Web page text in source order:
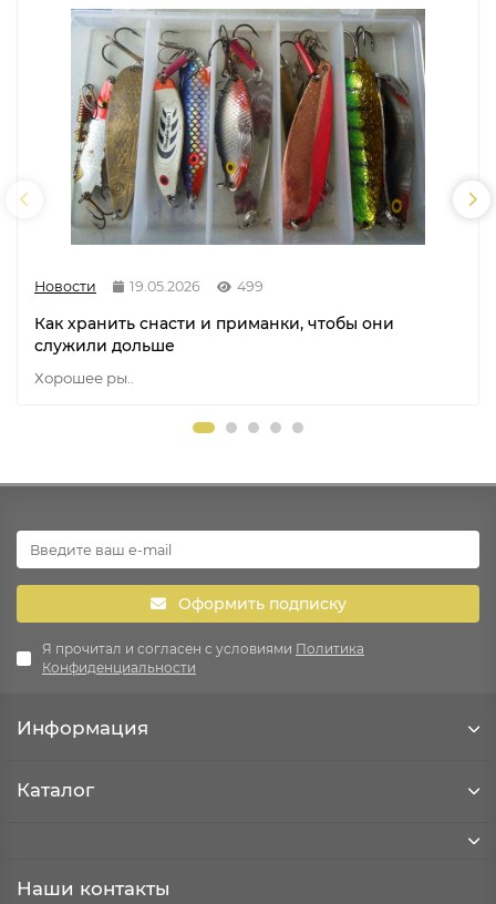
Новости 19.05.2026 499
Как хранить снасти и приманки, чтобы они
служили дольше
Хорошее ры..
Оформить подписку
Я прочитал и согласен с условиями Политика
Конфиденциальности
Информация
Каталог
Наши контакты